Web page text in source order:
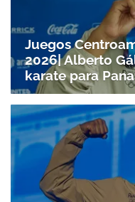
Juegos
2026| Alberto
karate para